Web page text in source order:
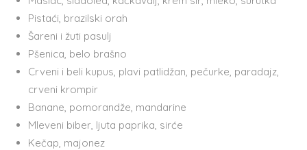
Pistaći, brazilski orah
Šareni i žuti pasulj
Pšenica, belo brašno
Crveni i beli kupus, plavi patlidžan, pečurke, paradajz,
crveni krompir
Banane, pomorandže, mandarine
Mleveni biber, ljuta paprika, sirće
Kečap, majonez